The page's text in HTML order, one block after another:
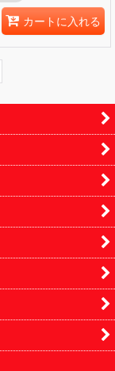
カートに入れる